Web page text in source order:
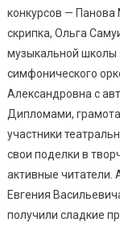
конкурсов —
скрипка, Ольга
музыкальной школы
симфонического
Александровна с
Дипломами,
участники
свои поделки в
активные
Евгения
получили сладкие